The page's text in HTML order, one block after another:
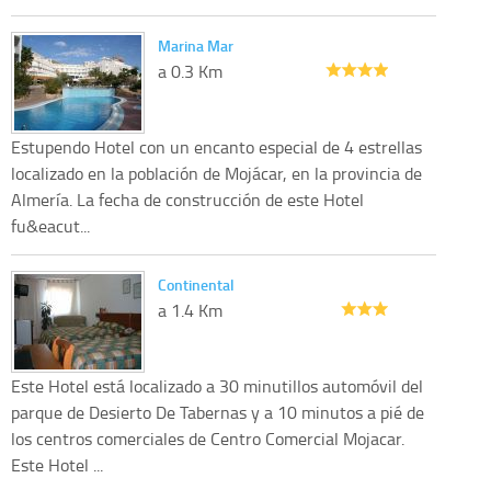
Marina Mar
a 0.3 Km
Estupendo Hotel con un encanto especial de 4 estrellas
localizado en la población de Mojácar, en la provincia de
Almería. La fecha de construcción de este Hotel
fu&eacut...
Continental
a 1.4 Km
Este Hotel está localizado a 30 minutillos automóvil del
parque de Desierto De Tabernas y a 10 minutos a pié de
los centros comerciales de Centro Comercial Mojacar.
Este Hotel ...